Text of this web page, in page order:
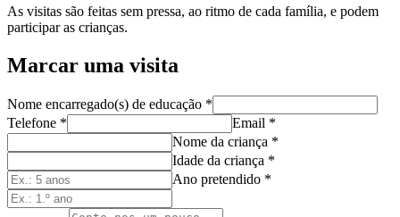
As visitas são feitas sem pressa, ao ritmo de cada família, e podem
participar as crianças.
Marcar uma visita
Nome encarregado(s) de educação *
Telefone * Email *
Nome da criança *
Idade da criança *
Ano pretendido *